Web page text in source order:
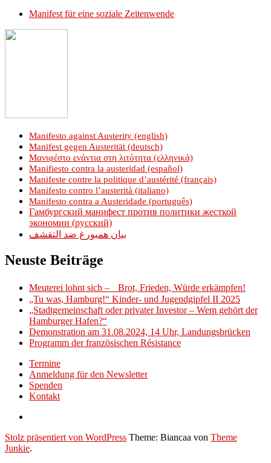
Manifest für eine soziale Zeitenwende
Manifesto against Austerity (english)
Manifest gegen Austerität (deutsch)
Μανιφέστο ενάντια στη λιτότητα (ελληνικά)
Manifiesto contra la austeridad (español)
Manifeste contre la politique d’austérité (français)
Manifesto contro l’austerità (italiano)
Manifesto contra a Austeridade (português)
Гамбургский манифест против политики жесткой
экономии (русский)
بيان همبورغ ضد التقشف
Neuste Beiträge
Meuterei lohnt sich – Brot, Frieden, Würde erkämpfen!
„Tu was, Hamburg!“ Kinder- und Jugendgipfel II 2025
„Stadtgemeinschaft oder privater Investor – Wem gehört der
Hamburger Hafen?“
Demonstration am 31.08.2024, 14 Uhr, Landungsbrücken
Programm der französischen Résistance
Termine
Anmeldung für den Newsletter
Spenden
Kontakt
Stolz präsentiert von WordPress Theme: Biancaa von Theme
Junkie.